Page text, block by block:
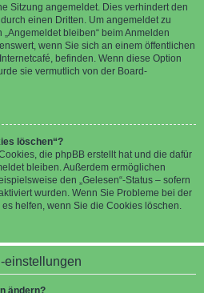
Sitzung angemeldet. Dies verhindert den
einen Dritten. Um angemeldet zu
bleiben“ beim Anmelden
wenn Sie sich an einem öffentlichen
befinden. Wenn diese Option
sie vermutlich von der Board-
löschen“?
die phpBB erstellt hat und die dafür
bleiben. Außerdem ermöglichen
den „Gelesen“-Status – sofern
wurden. Wenn Sie Probleme bei der
helfen, wenn Sie die Cookies löschen.
einstellungen
ändern?